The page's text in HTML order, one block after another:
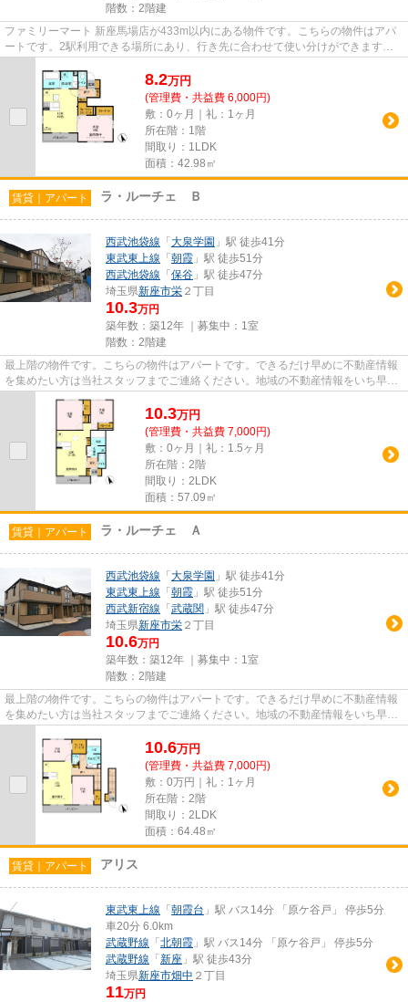
階数：2階建
ファミリーマート 新座馬場店が433m以内にある物件です。こちらの物件はアパ
ートです。2駅利用できる場所にあり、行き先に合わせて使い分けができます。
8.2万円
(管理費・共益費 6,000円)
敷：0ヶ月｜礼：1ヶ月
所在階：1階
間取り：1LDK
面積：42.98㎡
賃貸｜アパート ラ・ルーチェ Ｂ
西武池袋線 「 大泉学園 」駅 徒歩41分
東武東上線 「 朝霞 」駅 徒歩51分
西武池袋線 「 保谷 」駅 徒歩47分
埼玉県新座市栄 ２丁目
10.3万円
築年数：築12年 ｜募集中： 1室
階数：2階建
最上階の物件です。こちらの物件はアパートです。できるだけ早めに不動産情報
を集めたい方は当社スタッフまでご連絡ください。地域の不動産情報をいち早く
お届けします。
10.3万円
(管理費・共益費 7,000円)
敷：0ヶ月｜礼：1.5ヶ月
所在階：2階
間取り：2LDK
面積：57.09㎡
賃貸｜アパート ラ・ルーチェ Ａ
西武池袋線 「 大泉学園 」駅 徒歩41分
東武東上線 「 朝霞 」駅 徒歩51分
西武新宿線 「 武蔵関 」駅 徒歩47分
埼玉県新座市栄 ２丁目
10.6万円
築年数：築12年 ｜募集中： 1室
階数：2階建
最上階の物件です。こちらの物件はアパートです。できるだけ早めに不動産情報
を集めたい方は当社スタッフまでご連絡ください。地域の不動産情報をいち早く
10.6万円
(管理費・共益費 7,000円)
敷：0万円｜礼：1ヶ月
所在階：2階
間取り：2LDK
面積：64.48㎡
賃貸｜アパート アリス
東武東上線 「 朝霞台 」駅 バス14分 「原ケ谷戸」 停歩5分
車20分 6.0km
武蔵野線 「 北朝霞 」駅 バス14分 「原ケ谷戸」 停歩5分
武蔵野線 「 新座 」駅 徒歩43分
埼玉県新座市畑中 ２丁目
11万円